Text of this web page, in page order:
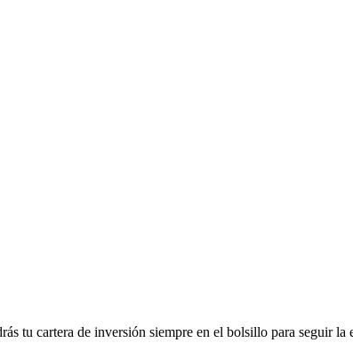
tu cartera de inversión siempre en el bolsillo para seguir la